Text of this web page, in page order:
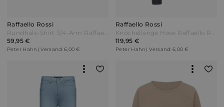
Raffaello Rossi
59,95 €
Peter Hahn | Versand: 6,00 €
Raffaello Rossi
119,95 €
Peter Hahn | Versand: 6,00 €